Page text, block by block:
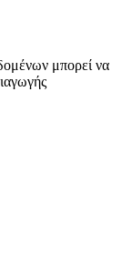
μπορεί να